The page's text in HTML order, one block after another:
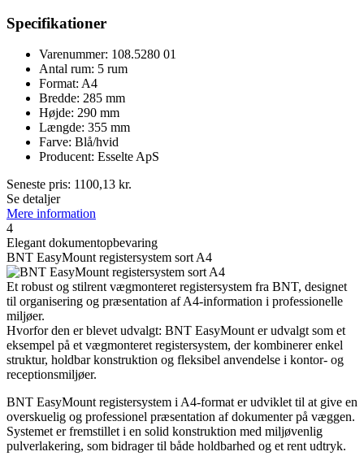
Specifikationer
Varenummer: 108.5280 01
Antal rum: 5 rum
Format: A4
Bredde: 285 mm
Højde: 290 mm
Længde: 355 mm
Farve: Blå/hvid
Producent: Esselte ApS
Seneste pris: 1100,13 kr.
Se detaljer
Mere information
4
Elegant dokumentopbevaring
BNT EasyMount registersystem sort A4
Et robust og stilrent vægmonteret registersystem fra BNT, designet
til organisering og præsentation af A4-information i professionelle
miljøer.
Hvorfor den er blevet udvalgt: BNT EasyMount er udvalgt som et
eksempel på et vægmonteret registersystem, der kombinerer enkel
struktur, holdbar konstruktion og fleksibel anvendelse i kontor- og
receptionsmiljøer.
BNT EasyMount registersystem i A4-format er udviklet til at give en
overskuelig og professionel præsentation af dokumenter på væggen.
Systemet er fremstillet i en solid konstruktion med miljøvenlig
pulverlakering, som bidrager til både holdbarhed og et rent udtryk.